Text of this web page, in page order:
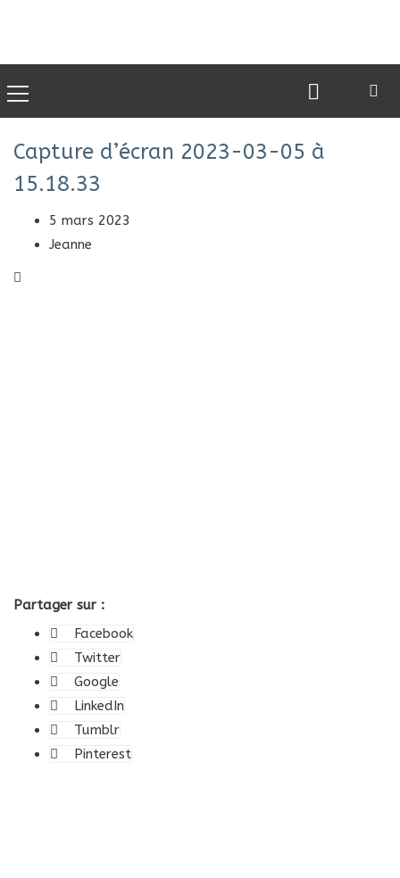
Capture d’écran 2023-03-05 à
15.18.33
5 mars 2023
Jeanne
Partager sur :
Facebook
Twitter
Google
LinkedIn
Tumblr
Pinterest